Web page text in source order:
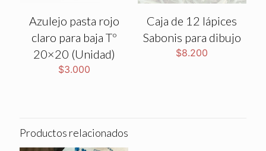
Azulejo pasta rojo
claro para baja Tº
20×20 (Unidad)
$3.000
Caja de 12 lápices
Sabonis para dibujo
$8.200
Productos relacionados